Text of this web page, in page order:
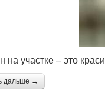
на участке – это
дальше →